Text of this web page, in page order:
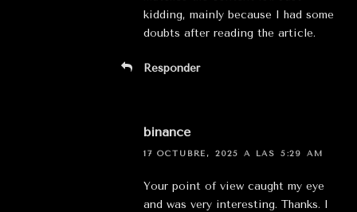
kidding, mainly because I had some
doubts after reading the article.
Responder
binance
17 OCTUBRE, 2025 A LAS 5:29 AM
Your point of view caught my eye
and was very interesting. Thanks. I